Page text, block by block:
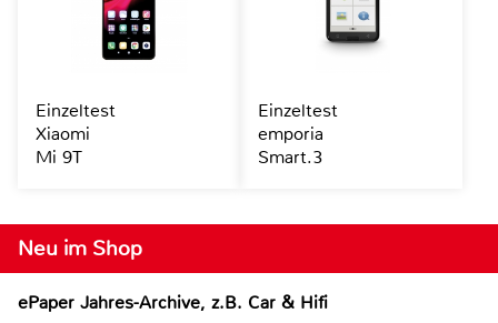
Neu im Shop
ePaper Jahres-Archive, z.B. Car & Hifi
Einzeltest
Xiaomi
Mi 9T
Einzeltest
emporia
Smart.3